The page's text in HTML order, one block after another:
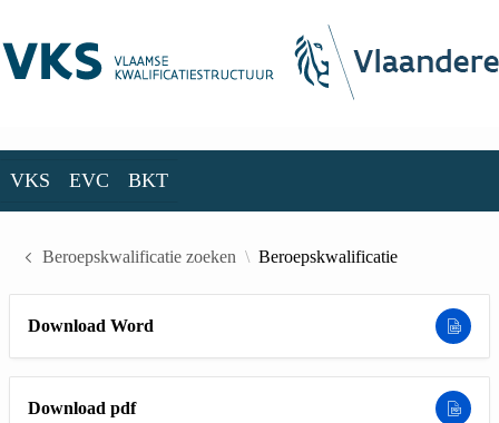
VKS EVC BKT
Beroepskwalificatie zoeken Beroepskwalificatie
Download Word
Download pdf